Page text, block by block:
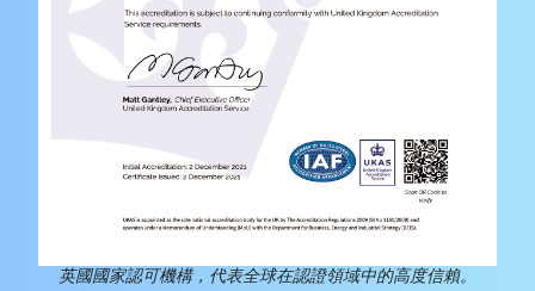
英國國家認可機構，代表全球在認證領域中的高度信賴。